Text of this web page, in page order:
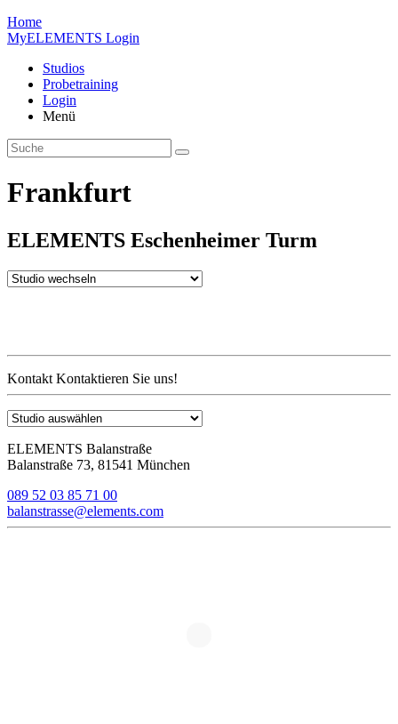
Home
MyELEMENTS Login
Studios
Probe­training
Login
Menü
Frankfurt
ELEMENTS Eschen­heimer Turm
Kontakt Kontaktieren Sie uns!
ELEMENTS Balanstraße
Balanstraße 73, 81541 München
089 52 03 85 71 00
balanstrasse@elements.com